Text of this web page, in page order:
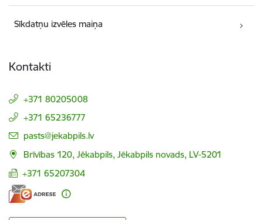
Sīkdatņu izvēles maiņa
Kontakti
+371 80205008
+371 65236777
E-pasts:
pasts@jekabpils.lv
Brīvības 120, Jēkabpils, Jēkabpils novads, LV-5201
+371 65207304